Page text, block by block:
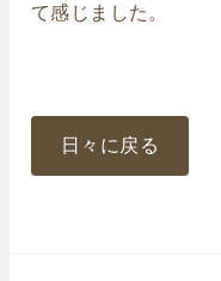
て感じました。
日々に戻る